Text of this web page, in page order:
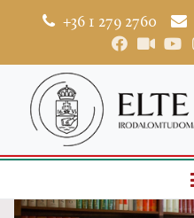
+36 1 279 2760